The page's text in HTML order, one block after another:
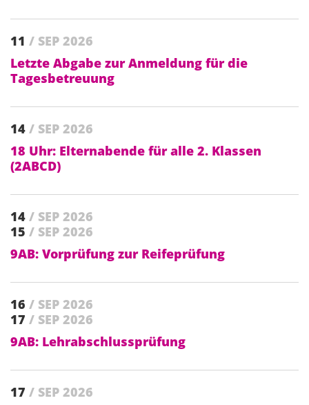
11 / SEP 2026
Letzte Abgabe zur Anmeldung für die
Tagesbetreuung
14 / SEP 2026
18 Uhr: Elternabende für alle 2. Klassen
(2ABCD)
14 / SEP 2026
15 / SEP 2026
9AB: Vorprüfung zur Reifeprüfung
16 / SEP 2026
17 / SEP 2026
9AB: Lehrabschlussprüfung
17 / SEP 2026